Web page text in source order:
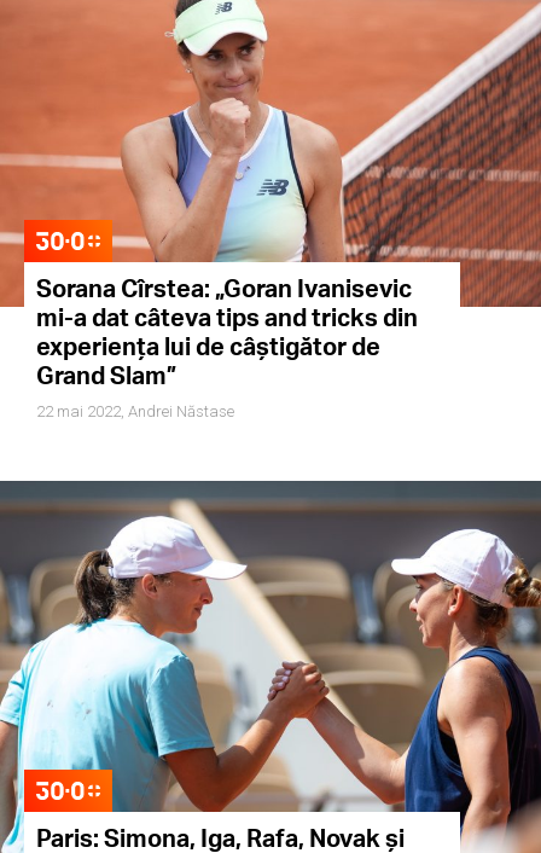
Sorana Cîrstea: „Goran Ivanisevic
mi-a dat câteva tips and tricks din
experiența lui de câștigător de
Grand Slam”
22 mai 2022, Andrei Năstase
Paris: Simona, Iga, Rafa, Novak și